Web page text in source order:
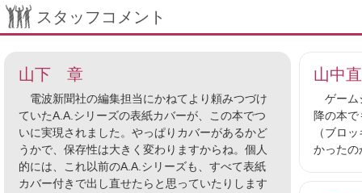
スタッフコメント
山下 章
電波新聞社の編集担当にかねてより頼みつづけ
ていたA.A.シリーズの表紙カバーが、この本でつ
いに実現されました。やっぱりカバーがあるかど
うかで、保存性は大きく変わりますからね。個人
的には、これ以前のA.A.シリーズも、すべて表紙
カバー付きで出し直せたらと思っていたりします
山中
ゲーム
降の本
（ブロ
かったの